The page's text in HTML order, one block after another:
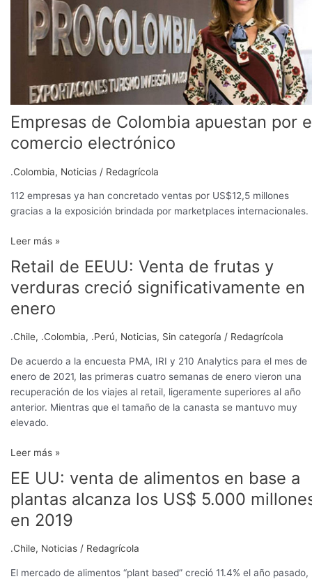
Empresas de Colombia apuestan por
comercio electrónico
.Colombia, Noticias / Redagrícola
112 empresas ya han concretado ventas por US$12,5 millones
gracias a la exposición brindada por marketplaces internacionales.
comercio
electrónico
Leer más »
Retail de EEUU: Venta de frutas y
verduras creció significativamente en
enero
.Chile, .Colombia, .Perú, Noticias, Sin categoría / Redagrícola
De acuerdo a la encuesta PMA, IRI y 210 Analytics para el mes de
enero de 2021, las primeras cuatro semanas de enero vieron una
recuperación de los viajes al retail, ligeramente superiores al año
anterior. Mientras que el tamaño de la canasta se mantuvo muy
elevado.
Retail
EEUU:
Venta
frutas
y
verduras
significativamente
en
Leer más »
EE UU: venta de alimentos en base a
plantas alcanza los US$ 5.000
en 2019
.Chile, Noticias / Redagrícola
El mercado de alimentos “plant based” creció 11.4% el año pasado,
EE
UU:
venta
de
en
base